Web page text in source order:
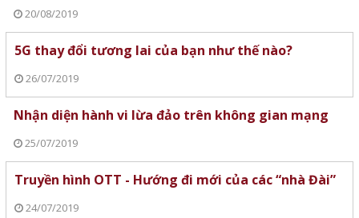
20/08/2019
5G thay đổi tương lai của bạn như thế nào?
26/07/2019
Nhận diện hành vi lừa đảo trên không gian mạng
25/07/2019
Truyền hình OTT - Hướng đi mới của các “nhà Đài”
24/07/2019